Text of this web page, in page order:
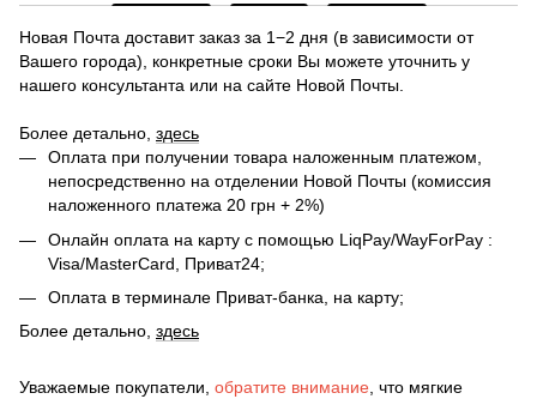
Новая Почта доставит заказ за 1−2 дня (в зависимости от
Вашего города), конкретные сроки Вы можете уточнить у
нашего консультанта или на сайте Новой Почты.
Более детально, здесь
Оплата при получении товара наложенным платежом,
непосредственно на отделении Новой Почты (комиссия
наложенного платежа 20 грн + 2%)
Онлайн оплата на карту с помощью LiqPay/WayForPay :
Visa/MasterCard, Приват24;
Оплата в терминале Приват-банка, на карту;
Более детально, здесь
Уважаемые покупатели, обратите внимание, что мягкие